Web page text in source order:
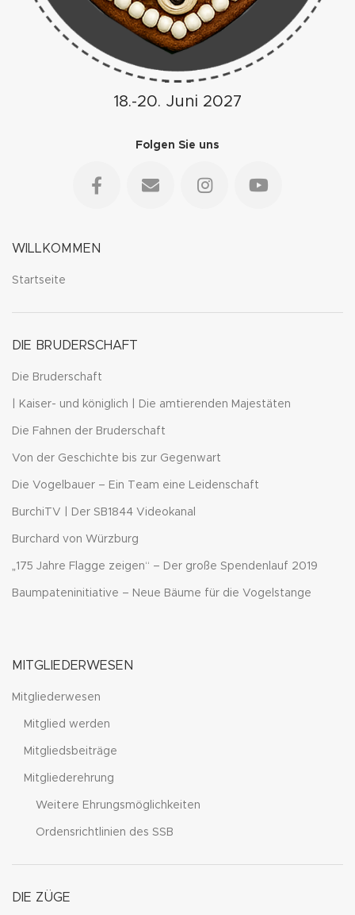
18.-20. Juni 2027
Folgen Sie uns
WILLKOMMEN
Startseite
DIE BRUDERSCHAFT
Die Bruderschaft
| Kaiser- und königlich | Die amtierenden Majestäten
Die Fahnen der Bruderschaft
Von der Geschichte bis zur Gegenwart
Die Vogelbauer – Ein Team eine Leidenschaft
BurchiTV | Der SB1844 Videokanal
Burchard von Würzburg
„175 Jahre Flagge zeigen“ – Der große Spendenlauf 2019
Baumpateninitiative – Neue Bäume für die Vogelstange
MITGLIEDERWESEN
Mitgliederwesen
Mitglied werden
Mitgliedsbeiträge
Mitgliederehrung
Weitere Ehrungsmöglichkeiten
Ordensrichtlinien des SSB
DIE ZÜGE